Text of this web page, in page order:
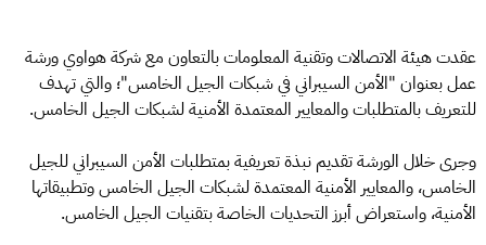
عقدت هيئة الاتصالات وتقنية المعلومات بالتعاون مع شركة هواوي ورشة
عمل بعنوان "الأمن السيبراني في شبكات الجيل الخامس"؛ والتي تهدف
للتعريف بالمتطلبات والمعايير المعتمدة الأمنية لشبكات الجيل الخامس.
وجرى خلال الورشة تقديم نبذة تعريفية بمتطلبات الأمن السيبراني للجيل
الخامس، والمعايير الأمنية المعتمدة لشبكات الجيل الخامس وتطبيقاتها
الأمنية، واستعراض أبرز التحديات الخاصة بتقنيات الجيل الخامس.